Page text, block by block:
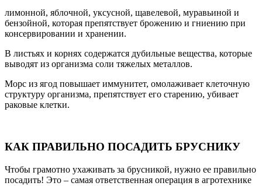
лимонной, яблочной, уксусной, щавелевой, муравьиной и
бензойной, которая препятствует брожению и гниению при
консервировании и хранении.
В листьях и корнях содержатся дубильные вещества, которые
выводят из организма соли тяжелых металлов.
Морс из ягод повышает иммунитет, омолаживает клеточную
структуру организма, препятствует его старению, убивает
раковые клетки.
КАК ПРАВИЛЬНО ПОСАДИТЬ БРУСНИКУ
Чтобы грамотно ухаживать за брусникой, нужно ее правильно
посадить! Это – самая ответственная операция в агротехнике